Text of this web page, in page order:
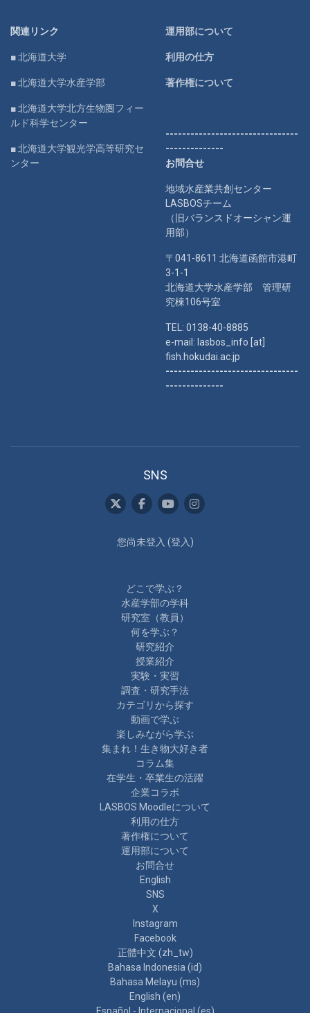
関連リンク
■ 北海道大学
■ 北海道大学水産学部
■ 北海道大学北方生物圏フィー
ルド科学センター
■ 北海道大学観光学高等研究セ
ンター
運用部について
利用の仕方
著作権について
--------------------------------
--------------
お問合せ
地域水産業共創センター
LASBOSチーム
（旧バランスドオーシャン運
用部）
〒041-8611 北海道函館市港町
3-1-1
北海道大学水産学部 管理研
究棟106号室
TEL: 0138-40-8885
e-mail: lasbos_info [at]
fish.hokudai.ac.jp
--------------------------------
--------------
SNS
您尚未登入 (登入 )
どこで学ぶ？
水産学部の学科
研究室（教員）
何を学ぶ？
研究紹介
授業紹介
実験・実習
調査・研究手法
カテゴリから探す
動画で学ぶ
楽しみながら学ぶ
集まれ！生き物大好き者
コラム集
在学生・卒業生の活躍
企業コラボ
LASBOS Moodleについて
利用の仕方
著作権について
運用部について
お問合せ
English
SNS
X
Instagram
Facebook
正體中文 ‎(zh_tw)‎
Bahasa Indonesia ‎(id)‎
Bahasa Melayu ‎(ms)‎
English ‎(en)‎